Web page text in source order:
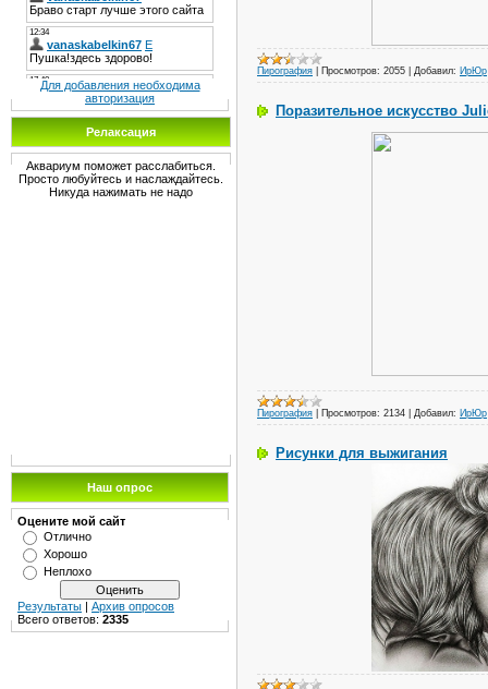
Для добавления необходима
авторизация
Релаксация
Аквариум поможет расслабиться.
Просто любуйтесь и наслаждайтесь.
Никуда нажимать не надо
Наш опрос
Оцените мой сайт
Отлично
Хорошо
Неплохо
Результаты | Архив опросов
Всего ответов: 2335
Пирография Просмотров: 2055 Добавил: ИрЮр
Поразительное искусство
Пирография Просмотров: 2134 Добавил: ИрЮр
Рисунки для выжигания